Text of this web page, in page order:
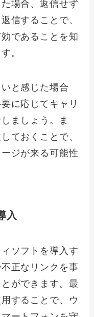
場合、返信せず
信することで、
であることを知
。
と感じた場合
に応じてキャリ
ましょう。ま
ておくことで、
ジが来る可能性
入
ソフトを導入す
正なリンクを事
ができます。最
することで、ウ